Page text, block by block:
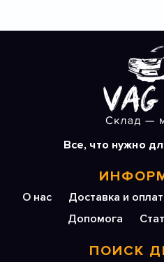
Все, что нужно
О нас Доставка и
Допомога
ПОИСК